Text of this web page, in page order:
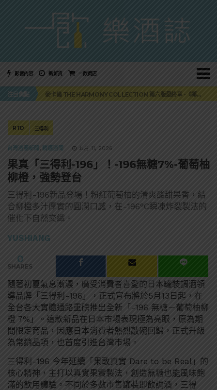
影音內容 新鮮貨 一飲商店
注目焦點
美國正式恢復蘇格蘭威士忌零關稅！烈酒產業再次迎來重磅利多
麥卡倫 THE HARMONY COLLECTION 第六版最終章 -《椰風煖韻》
角嗨尬炸物X爽快這一步，角瓶攜手頂呱呱 全新套餐限時登場
美國正式恢復蘇格蘭威士忌零關稅！烈酒產業再次迎來重磅利多
RTD 三得利
台灣酒圈新聞 , 精選酒聞 五月 11, 2026
果真「三得利-196」！-196無糖7%-葡萄柚
柳橙，強勢登台
三得利-196新品登場！粉紅葡萄柚的清爽酸甜果香，結
合柳橙多汁厚實的圓潤口感，在-196°C瞬凍炸裂製法的
催化下自然交織。
YUSHIANG
0
SHARES
隨著初夏氣息漸濃，廣受消費者喜愛的日本罐裝調酒領
導品牌「三得利-196」，正式宣布將於5月13日起，在
全台各大實體通路重磅推出全新「-196 無糖－葡萄柚柳
橙 7%」。這款新品在日本市場表現極為亮眼，原為期
間限定商品，因應日本消費者熱烈敲碗回歸，正式升級
為常銷品項，也首度引進台灣市場。
三得利-196 今年延續「果敢真實 Dare to be Real」的
核心精神，主打以真實果實製法，創造無糖也能風味飽
滿的飲用體驗。不同於多數市售罐裝即飲調酒，三得